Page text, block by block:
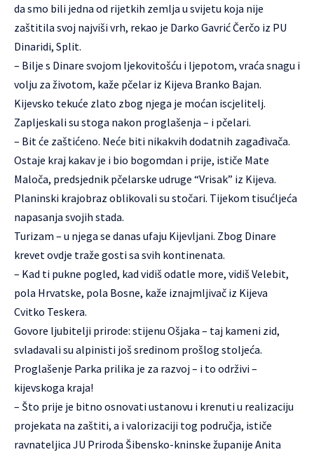
da smo bili jedna od rijetkih zemlja u svijetu koja nije
zaštitila svoj najviši vrh, rekao je Darko Gavrić Čerčo iz PU
Dinaridi, Split.
– Bilje s Dinare svojom ljekovitošću i ljepotom, vraća snagu i
volju za životom, kaže pčelar iz Kijeva Branko Bajan.
Kijevsko tekuće zlato zbog njega je moćan iscjelitelj.
Zapljeskali su stoga nakon proglašenja – i pčelari.
– Bit će zaštićeno. Neće biti nikakvih dodatnih zagađivača.
Ostaje kraj kakav je i bio bogomdan i prije, ističe Mate
Maloča, predsjednik pčelarske udruge “Vrisak” iz Kijeva.
Planinski krajobraz oblikovali su stočari. Tijekom tisućljeća
napasanja svojih stada.
Turizam – u njega se danas ufaju Kijevljani. Zbog Dinare
krevet ovdje traže gosti sa svih kontinenata.
– Kad ti pukne pogled, kad vidiš odatle more, vidiš Velebit,
pola Hrvatske, pola Bosne, kaže iznajmljivač iz Kijeva
Cvitko Teskera.
Govore ljubitelji prirode: stijenu Ošjaka – taj kameni zid,
svladavali su alpinisti još sredinom prošlog stoljeća.
Proglašenje Parka prilika je za razvoj – i to održivi –
kijevskoga kraja!
– Što prije je bitno osnovati ustanovu i krenuti u realizaciju
projekata na zaštiti, a i valorizaciji tog područja, ističe
ravnateljica JU Priroda Šibensko-kninske županije Anita